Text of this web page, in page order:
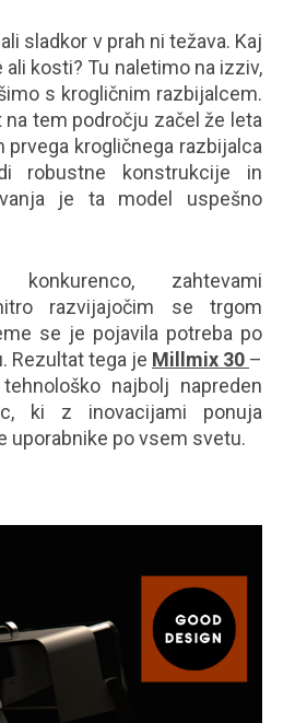
sladkor v prah ni težava. Kaj
ali kosti? Tu naletimo na izziv,
s krogličnim razbijalcem.
tem področju začel že leta
prvega krogličnega razbijalca
robustne konstrukcije in
je ta model uspešno
zahtevami
razvijajočim se trgom
se je pojavila potreba po
Rezultat tega je Millmix 30 –
najbolj napreden
ki z inovacijami ponuja
uporabnike po vsem svetu.